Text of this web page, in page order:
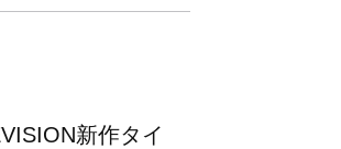
新作タイ